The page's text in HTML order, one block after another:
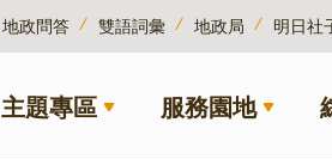
地政問答 雙語詞彙 地政局 明日社
主題專區 服務園地